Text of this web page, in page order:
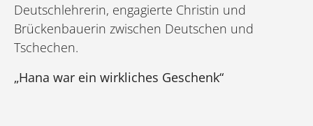
Deutschlehrerin, engagierte Christin und
Brückenbauerin zwischen Deutschen und
Tschechen.
„Hana war ein wirkliches Geschenk“